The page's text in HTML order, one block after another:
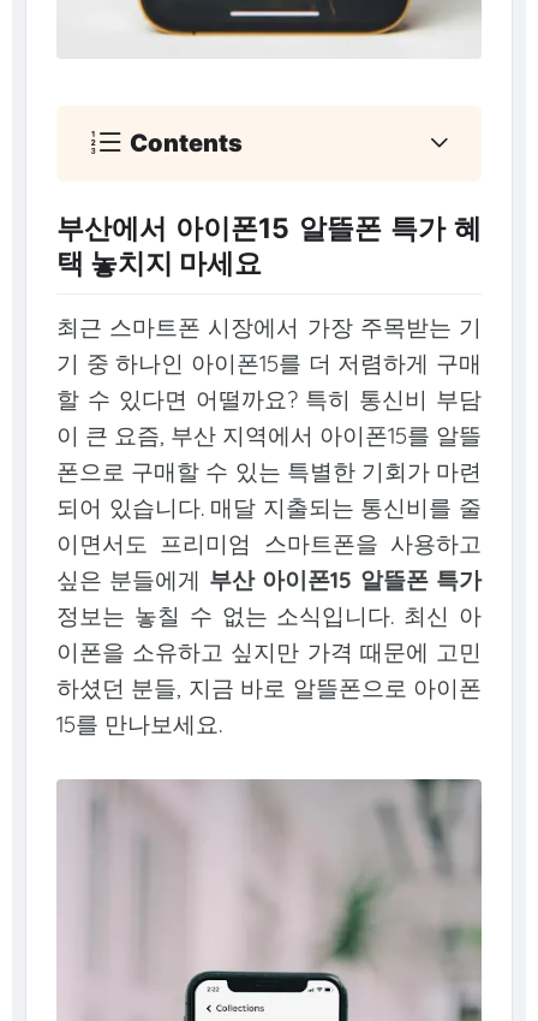
Contents
부산에서 아이폰15 알뜰폰 특가 혜
택 놓치지 마세요
최근 스마트폰 시장에서 가장 주목받는 기
기 중 하나인 아이폰15를 더 저렴하게 구매
할 수 있다면 어떨까요? 특히 통신비 부담
이 큰 요즘, 부산 지역에서 아이폰15를 알뜰
폰으로 구매할 수 있는 특별한 기회가 마련
되어 있습니다. 매달 지출되는 통신비를 줄
이면서도 프리미엄 스마트폰을 사용하고
싶은 분들에게 부산 아이폰15 알뜰폰 특가
정보는 놓칠 수 없는 소식입니다. 최신 아
이폰을 소유하고 싶지만 가격 때문에 고민
하셨던 분들, 지금 바로 알뜰폰으로 아이폰
15를 만나보세요.